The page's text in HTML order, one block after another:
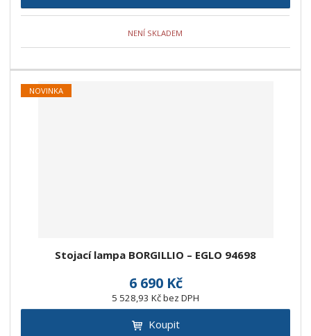
NENÍ SKLADEM
NOVINKA
Stojací lampa BORGILLIO – EGLO 94698
6 690 Kč
5 528,93 Kč bez DPH
Koupit